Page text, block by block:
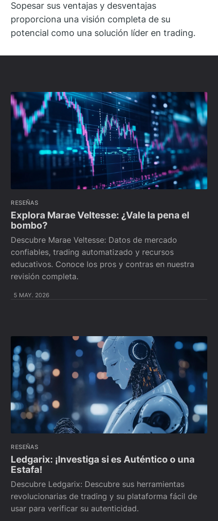
Sopesar sus ventajas y desventajas
proporciona una visión completa de su
potencial como una solución líder en trading.
RESEÑAS
Explora Marae Veltesse: ¿Vale la pena el
bombo?
Descubre Marae Veltesse: Datos de mercado
confiables, trading automatizado y recursos
educativos. Conoce los pros y contras en nuestra
revisión completa.
5 MAY. 2026
RESEÑAS
Ledgarix: ¡Investiga si es Auténtico o una
Estafa!
Descubre Ledgarix: Descubre sus herramientas
revolucionarias de trading y su plataforma fácil de
usar para verificar su autenticidad.